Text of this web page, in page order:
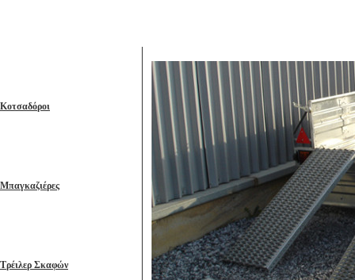
Κοτσαδόροι
Μπαγκαζιέρες
Τρέιλερ Σκαφών